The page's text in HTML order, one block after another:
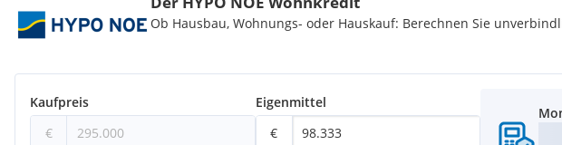
* Direkt am Entwicklungsgebiet An der Schanze wird eine neue Straßenbahnlinie
vorbeiführen
BEZUGSFERTIG:
Ob Hausbau, Wohnungs- oder Hauskauf: Berechnen Sie
Kaufpreis
€
Eigenmittel
€